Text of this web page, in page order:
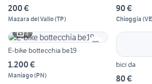
200 €
Mazara del Vallo(TP)
90 €
Chioggia (VE
3
E-bike bottecchia be19
1.200 €
Maniago(PN)
bici da
80 €